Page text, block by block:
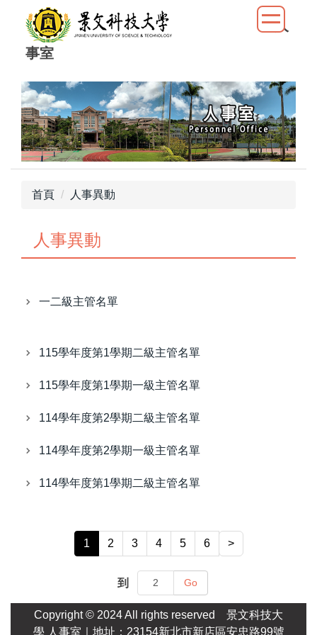
人
事室
首頁 人事異動
人事異動
一二級主管名單
115學年度第1學期二級主管名單
115學年度第1學期一級主管名單
114學年度第2學期二級主管名單
114學年度第2學期一級主管名單
114學年度第1學期二級主管名單
1 2 3 4 5 6 >
到 Go
Copyright © 2024 All rights reserved 景文科技大
學 人事室｜地址：23154新北市新店區安忠路99號